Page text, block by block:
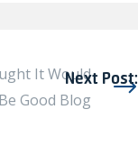
Next Post:
It Would
Be Good Blog